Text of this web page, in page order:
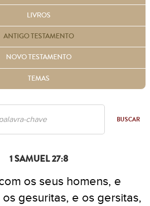
LIVROS
ANTIGO TESTAMENTO
NOVO TESTAMENTO
TEMAS
BUSCAR
1 SAMUEL 27:8
os seus homens, e
gesuritas, e os gersitas,